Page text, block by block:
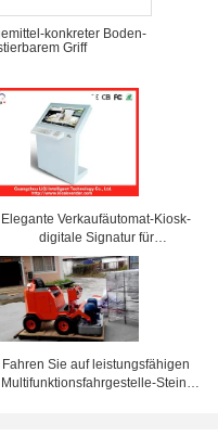
konkreter Boden-
Griff
Elegante Verkaufäutomat-Kiosk-
digitale Signatur für
Einkaufszentrum
Fahren Sie auf leistungsfähigen
Multifunktionsfahrgestelle-Stein-